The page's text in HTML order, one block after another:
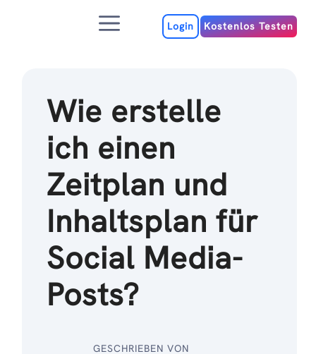
MenuLogin Kostenlos Testen
Wie erstelle
ich einen
Zeitplan und
Inhaltsplan für
Social Media-
Posts?
GESCHRIEBEN VON